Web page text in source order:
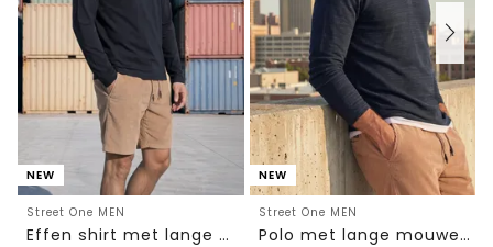
NEW
Street One MEN
Effen shirt met lange mouwen en ronde hals
NEW
Street One MEN
Polo met lange mouwen van katoen